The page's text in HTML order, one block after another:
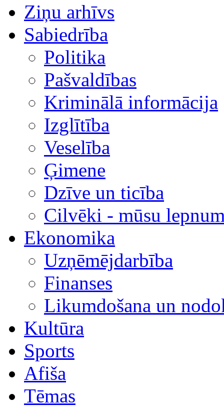
Ziņu arhīvs
Sabiedrība
Politika
Pašvaldības
Kriminālā informācija
Izglītība
Veselība
Ģimene
Dzīve un ticība
Cilvēki - mūsu
Ekonomika
Uzņēmējdarbība
Finanses
Likumdošana un
Kultūra
Sports
Afiša
Tēmas